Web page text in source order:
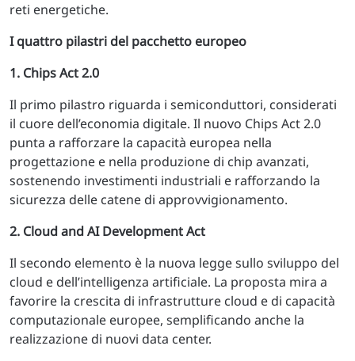
reti energetiche.
I quattro pilastri del pacchetto europeo
1. Chips Act 2.0
Il primo pilastro riguarda i semiconduttori, considerati
il cuore dell’economia digitale. Il nuovo Chips Act 2.0
punta a rafforzare la capacità europea nella
progettazione e nella produzione di chip avanzati,
sostenendo investimenti industriali e rafforzando la
sicurezza delle catene di approvvigionamento.
2. Cloud and AI Development Act
Il secondo elemento è la nuova legge sullo sviluppo del
cloud e dell’intelligenza artificiale. La proposta mira a
favorire la crescita di infrastrutture cloud e di capacità
computazionale europee, semplificando anche la
realizzazione di nuovi data center.